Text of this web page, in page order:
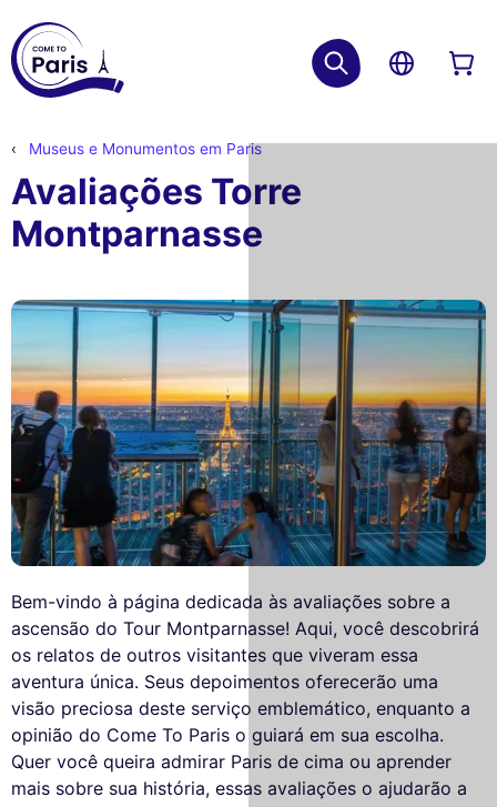
Museus e Monumentos em Paris
Avaliações Torre
Montparnasse
Bem-vindo à página dedicada às avaliações sobre a
ascensão do Tour Montparnasse! Aqui, você descobrirá
os relatos de outros visitantes que viveram essa
aventura única. Seus depoimentos oferecerão uma
visão preciosa deste serviço emblemático, enquanto a
opinião do Come To Paris o guiará em sua escolha.
Quer você queira admirar Paris de cima ou aprender
mais sobre sua história, essas avaliações o ajudarão a